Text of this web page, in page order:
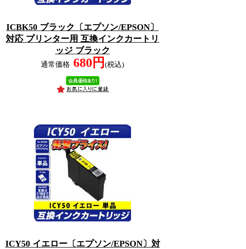
ICBK50 ブラック〔エプソン/EPSON〕
対応 プリンター用 互換インクカートリ
ッジ ブラック
通常価格 680円(税込)
ICY50 イエロー〔エプソン/EPSON〕対